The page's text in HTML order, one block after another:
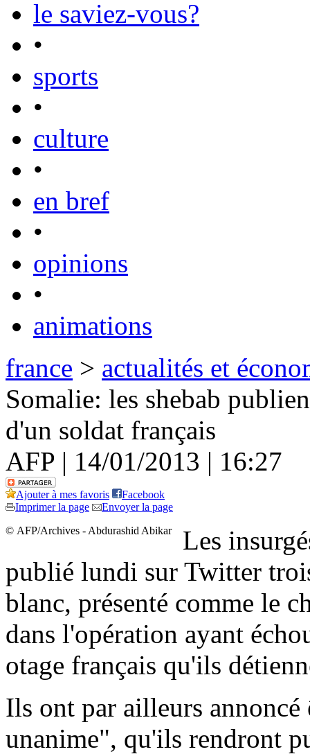
le saviez-vous?
•
sports
•
culture
•
en bref
•
opinions
•
animations
france > actualités et
Somalie: les shebab
d'un soldat français
AFP | 14/01/2013 | 16:27
Ajouter à mes favoris
Facebook
Imprimer la page
Envoyer la page
© AFP/Archives - Abdurashid Abikar
Les
publié lundi sur Twitter
blanc, présenté comme le
dans l'opération ayant
otage français qu'ils
Ils ont par ailleurs
unanime", qu'ils rendront